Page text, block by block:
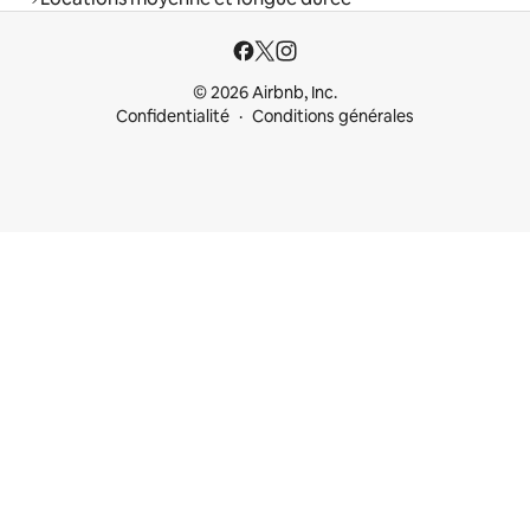
© 2026 Airbnb, Inc.
Confidentialité
Conditions générales